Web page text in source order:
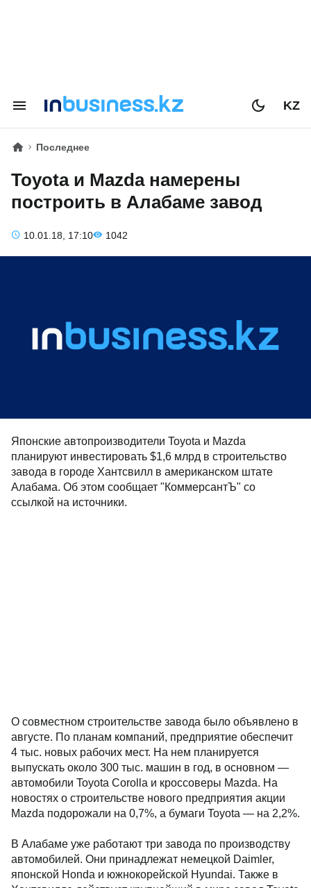
KZ
Последнее
Toyota и Mazda намерены
построить в Алабаме завод
10.01.18, 17:10 1042
Японские автопроизводители Toyota и Mazda
планируют инвестировать $1,6 млрд в строительство
завода в городе Хантсвилл в американском штате
Алабама. Об этом сообщает "КоммерсантЪ" со
ссылкой на источники.
О совместном строительстве завода было объявлено в
августе. По планам компаний, предприятие обеспечит
4 тыс. новых рабочих мест. На нем планируется
выпускать около 300 тыс. машин в год, в основном —
автомобили Toyota Corolla и кроссоверы Mazda. На
новостях о строительстве нового предприятия акции
Mazda подорожали на 0,7%, а бумаги Toyota — на 2,2%.
В Алабаме уже работают три завода по производству
автомобилей. Они принадлежат немецкой Daimler,
японской Honda и южнокорейской Hyundai. Также в